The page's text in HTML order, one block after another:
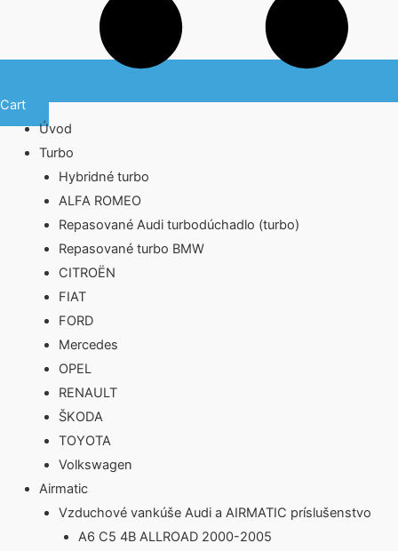
Cart
Úvod
Turbo
Hybridné turbo
ALFA ROMEO
Repasované Audi turbodúchadlo (turbo)
Repasované turbo BMW
CITROËN
FIAT
FORD
Mercedes
OPEL
RENAULT
ŠKODA
TOYOTA
Volkswagen
Airmatic
Vzduchové vankúše Audi a AIRMATIC príslušenstvo
A6 C5 4B ALLROAD 2000-2005